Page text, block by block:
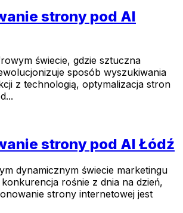
strony pod AI
świecie, gdzie sztuczna
sposób wyszukiwania
z technologią, optymalizacja stron
strony pod AI Łódź
dynamicznym świecie marketingu
rośnie z dnia na dzień,
strony internetowej jest